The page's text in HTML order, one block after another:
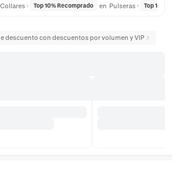
Collares Top 10% Recomprado en Pulseras Top 10%
descuento con descuentos por volumen y VIP